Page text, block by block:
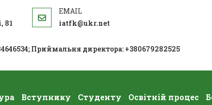
81 iatfk@ukr.net
Приймальня директора: +380679282525
Вступнику Студенту Освітній процес